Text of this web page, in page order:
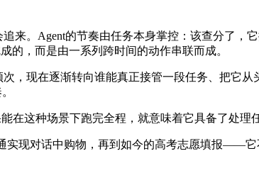
来。Agent的节奏由任务本身掌控：该查分了，
的，而是由一系列跨时间的动作串联而成。
，现在逐渐转向谁能真正接管一段任务、把它
这种场景下跑完全程，就意味着它具备了处理
实现对话中购物，再到如今的高考志愿填报——